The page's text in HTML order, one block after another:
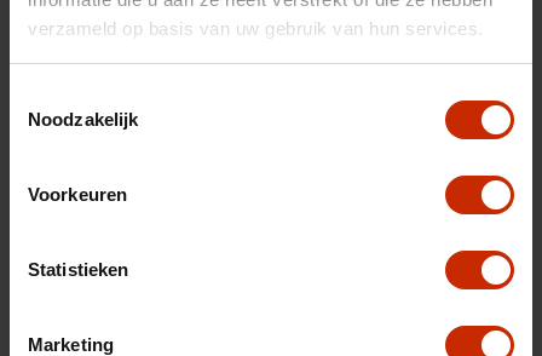
verzameld op basis van uw gebruik van hun services.
Noodzakelijk
Voorkeuren
Statistieken
Marketing